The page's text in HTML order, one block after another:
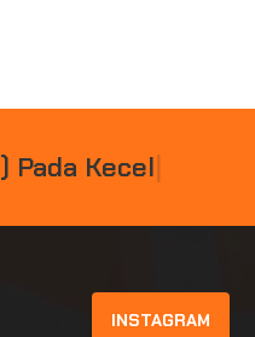
) PADA KECELA
INSTAGRAM